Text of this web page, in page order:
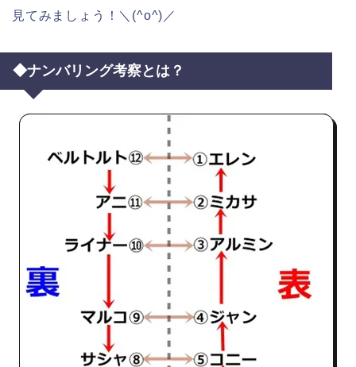
見てみましょう！＼(^o^)／
◆ナンバリング考察とは？